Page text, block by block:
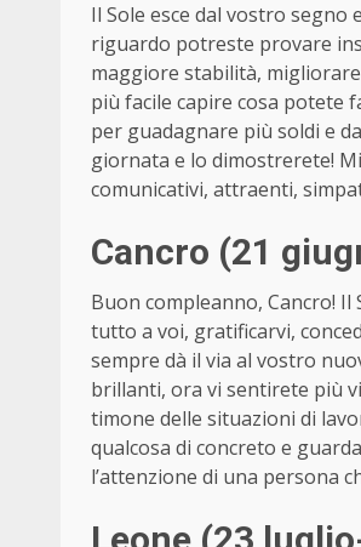
Il Sole esce dal vostro
riguardo potreste provare
maggiore stabilità,
più facile capire cosa potete
per guadagnare più soldi e
giornata e lo dimostrerete!
comunicativi, attraenti,
Cancro (21
Buon compleanno, Cancro!
tutto a voi, gratificarvi,
sempre dà il via al vostro
brillanti, ora vi sentirete più
timone delle situazioni di
qualcosa di concreto e
l’attenzione di una persona